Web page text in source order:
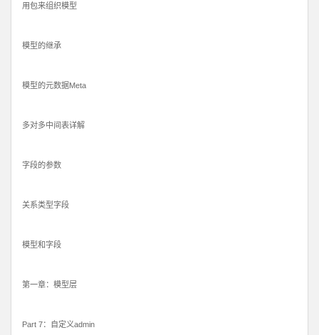
用包来组织模型
模型的继承
模型的元数据Meta
多对多中间表详解
字段的参数
关系类型字段
模型和字段
第一章：模型层
Part 7：自定义admin